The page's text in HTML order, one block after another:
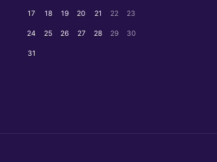
17 18 19 20 21 22 23
24 25 26 27 28 29 30
31